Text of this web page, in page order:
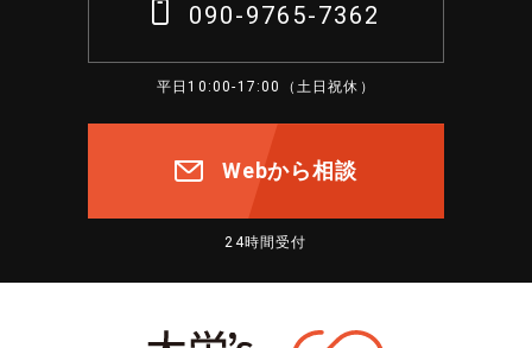
090-9765-7362
平日10:00-17:00（土日祝休）
Webから相談
24時間受付